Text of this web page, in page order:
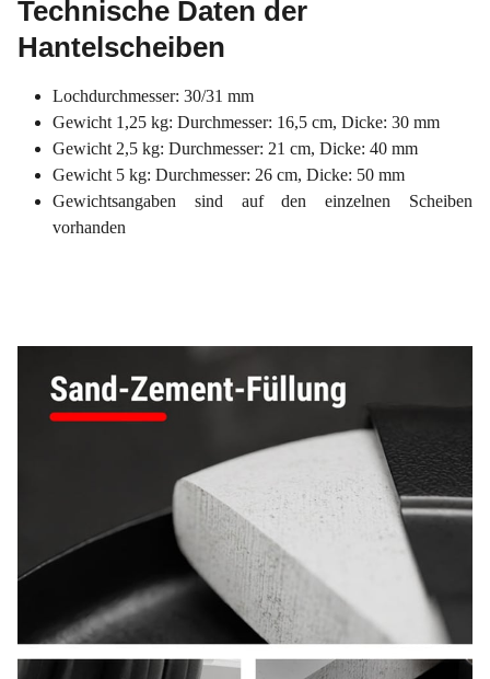
Technische Daten der
Hantelscheiben
Lochdurchmesser: 30/31 mm
Gewicht 1,25 kg: Durchmesser: 16,5 cm, Dicke: 30 mm
Gewicht 2,5 kg: Durchmesser: 21 cm, Dicke: 40 mm
Gewicht 5 kg: Durchmesser: 26 cm, Dicke: 50 mm
Gewichtsangaben sind auf den einzelnen Scheiben
vorhanden